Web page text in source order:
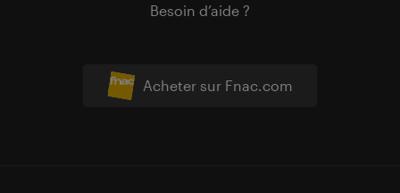
Acheter sur Fnac.com
Besoin d’aide ?